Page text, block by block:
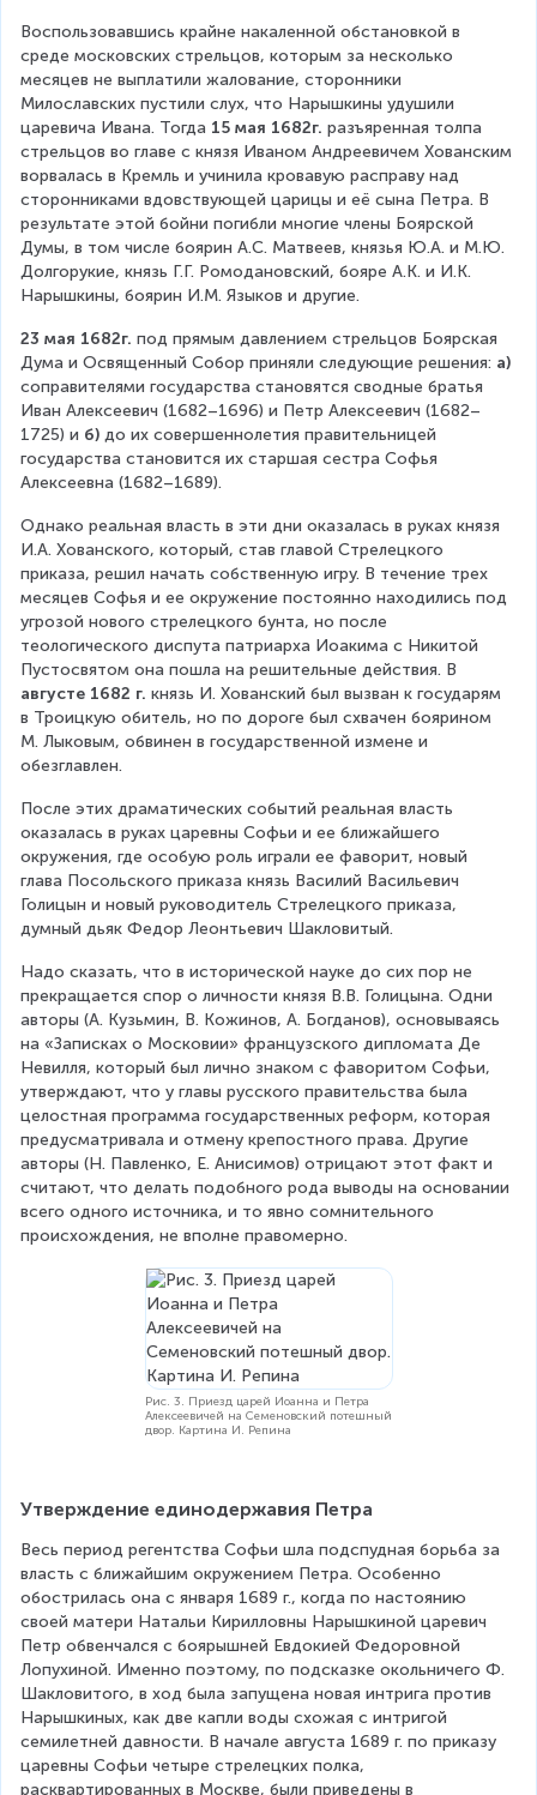
Воспользовавшись крайне накаленной обстановкой в
среде московских стрельцов, которым за несколько
месяцев не выплатили жалование, сторонники
Милославских пустили слух, что Нарышкины удушили
царевича Ивана. Тогда 15 мая 1682г. разъяренная толпа
стрельцов во главе с князя Иваном Андреевичем Хованским
ворвалась в Кремль и учинила кровавую расправу над
сторонниками вдовствующей царицы и её сына Петра. В
результате этой бойни погибли многие члены Боярской
Думы, в том числе боярин А.С. Матвеев, князья Ю.А. и М.Ю.
Долгорукие, князь Г.Г. Ромодановский, бояре А.К. и И.К.
Нарышкины, боярин И.М. Языков и другие.
23 мая 1682г. под прямым давлением стрельцов Боярская
Дума и Освященный Собор приняли следующие решения: а)
соправителями государства становятся сводные братья
Иван Алексеевич (1682–1696) и Петр Алексеевич (1682–
1725) и б) до их совершеннолетия правительницей
государства становится их старшая сестра Софья
Алексеевна (1682–1689).
Однако реальная власть в эти дни оказалась в руках князя
И.А. Хованского, который, став главой Стрелецкого
приказа, решил начать собственную игру. В течение трех
месяцев Софья и ее окружение постоянно находились под
угрозой нового стрелецкого бунта, но после
теологического диспута патриарха Иоакима с Никитой
Пустосвятом она пошла на решительные действия. В
августе 1682 г. князь И. Хованский был вызван к государям
в Троицкую обитель, но по дороге был схвачен боярином
М. Лыковым, обвинен в государственной измене и
обезглавлен.
После этих драматических событий реальная власть
оказалась в руках царевны Софьи и ее ближайшего
окружения, где особую роль играли ее фаворит, новый
глава Посольского приказа князь Василий Васильевич
Голицын и новый руководитель Стрелецкого приказа,
думный дьяк Федор Леонтьевич Шакловитый.
Надо сказать, что в исторической науке до сих пор не
прекращается спор о личности князя В.В. Голицына. Одни
авторы (А. Кузьмин, В. Кожинов, А. Богданов), основываясь
на «Записках о Московии» французского дипломата Де
Невилля, который был лично знаком с фаворитом Софьи,
утверждают, что у главы русского правительства была
целостная программа государственных реформ, которая
предусматривала и отмену крепостного права. Другие
авторы (Н. Павленко, Е. Анисимов) отрицают этот факт и
считают, что делать подобного рода выводы на основании
всего одного источника, и то явно сомнительного
происхождения, не вполне правомерно.
Рис. 3. Приезд царей Иоанна и Петра
Алексеевичей на Семеновский потешный
двор. Картина И. Репина
Утверждение единодержавия Петра
Весь период регентства Софьи шла подспудная борьба за
власть с ближайшим окружением Петра. Особенно
обострилась она с января 1689 г., когда по настоянию
своей матери Натальи Кирилловны Нарышкиной царевич
Петр обвенчался с боярышней Евдокией Федоровной
Лопухиной. Именно поэтому, по подсказке окольничего Ф.
Шакловитого, в ход была запущена новая интрига против
Нарышкиных, как две капли воды схожая с интригой
семилетней давности. В начале августа 1689 г. по приказу
царевны Софьи четыре стрелецких полка,
расквартированных в Москве, были приведены в